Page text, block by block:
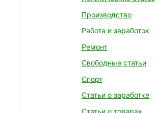
Производство
Работа и заработок
Ремонт
Свободные статьи
Спорт
Статьи о заработке
Статьи о товарах